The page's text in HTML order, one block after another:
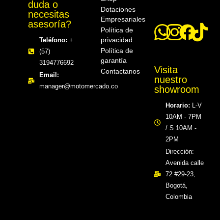
duda o
necesitas
asesoría?
Teléfono: +
(57)
3194776692
Email:
manager@motomercado.co
Dotaciones
Empresariales
Política de
privacidad
Política de
garantía
Contactanos
Visita
nuestro
showroom
Horario: L-V
10AM - 7PM
/ S 10AM -
2PM
Dirección:
Avenida calle
72 #29-23,
Bogotá,
Colombia​